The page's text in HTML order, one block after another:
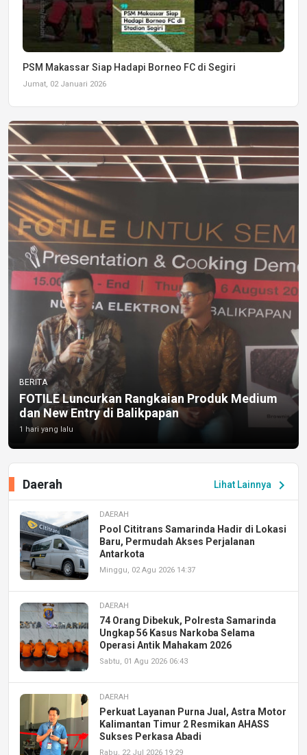
PSM Makassar Siap Hadapi Borneo FC di Segiri
Jumat, 02 Januari 2026
BERITA
FOTILE Luncurkan Rangkaian Produk Medium
dan New Entry di Balikpapan
1 hari yang lalu
Lihat Lainnya chevron_right
Daerah
DAERAH
Pool Cititrans Samarinda Hadir di Lokasi
Baru, Permudah Akses Perjalanan
Antarkota
Minggu, 02 Agu 2026 14:37
DAERAH
74 Orang Dibekuk, Polresta Samarinda
Ungkap 56 Kasus Narkoba Selama
Operasi Antik Mahakam 2026
Sabtu, 01 Agu 2026 06:43
DAERAH
Perkuat Layanan Purna Jual, Astra Motor
Kalimantan Timur 2 Resmikan AHASS
Sukses Perkasa Abadi
Rabu, 22 Jul 2026 19:29